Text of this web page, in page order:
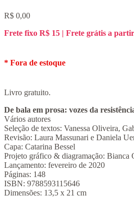
R$ 0,00
Frete fixo R$ 15 | Frete grátis a
Fora de estoque
Livro gratuito.
De bala em prosa: vozes da
Vários autores
Seleção de textos: Vanessa Oliveira,
Revisão: Laura Massunari e Daniela
Capa: Catarina Bessel
Projeto gráfico & diagramação: Bianca
Lançamento: fevereiro de 2020
Páginas: 148
ISBN: 9788593115646
Dimensões: 13,5 x 21 cm